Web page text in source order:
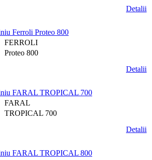
Detalii
Ferroli Proteo 800
FERROLI
Proteo 800
Detalii
FARAL TROPICAL 700
FARAL
TROPICAL 700
Detalii
FARAL TROPICAL 800